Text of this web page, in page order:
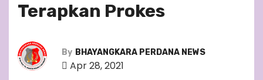
Terapkan Prokes
By BHAYANGKARA PERDANA NEWS
Apr 28, 2021